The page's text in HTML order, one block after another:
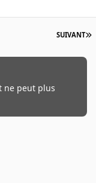
SUIVANT
ne peut plus